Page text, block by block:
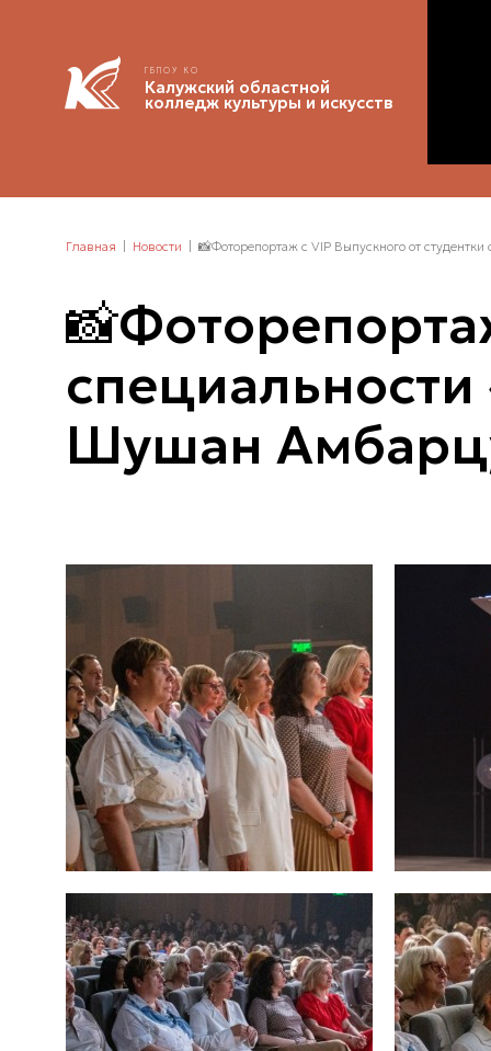
ГБПОУ КО
Калужский областной
колледж культуры и искусств
Главная Новости 📸Фоторепортаж с VIP Выпускного от
Шушан